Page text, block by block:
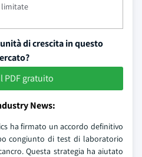
limitate
di crescita in questo
PDF gratuito
News:
ha firmato un accordo definitivo
congiunto di test di laboratorio
Questa strategia ha aiutato